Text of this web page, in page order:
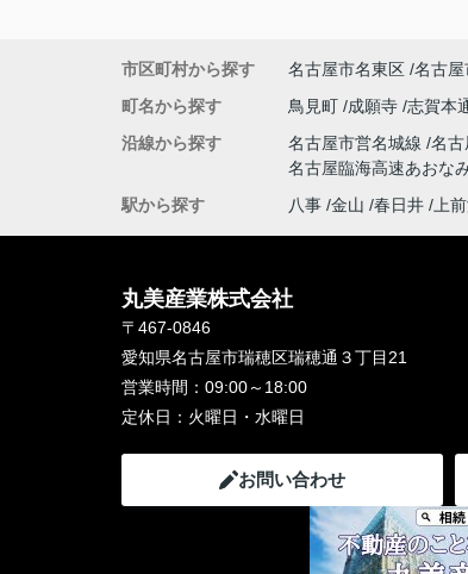
市区町村から探す 名古屋市名東区 名古
町名から探す
鳥見町 成願寺 志賀本
沿線から探す
名古屋市営名城線 名古
名古屋臨海高速あおな
駅から探す
八事 金山 春日井 上
丸美産業株式会社
〒467-0846
愛知県名古屋市瑞穂区瑞穂通３丁目21
営業時間： 09:00～18:00
定休日： 火曜日・水曜日
お問い合わせ